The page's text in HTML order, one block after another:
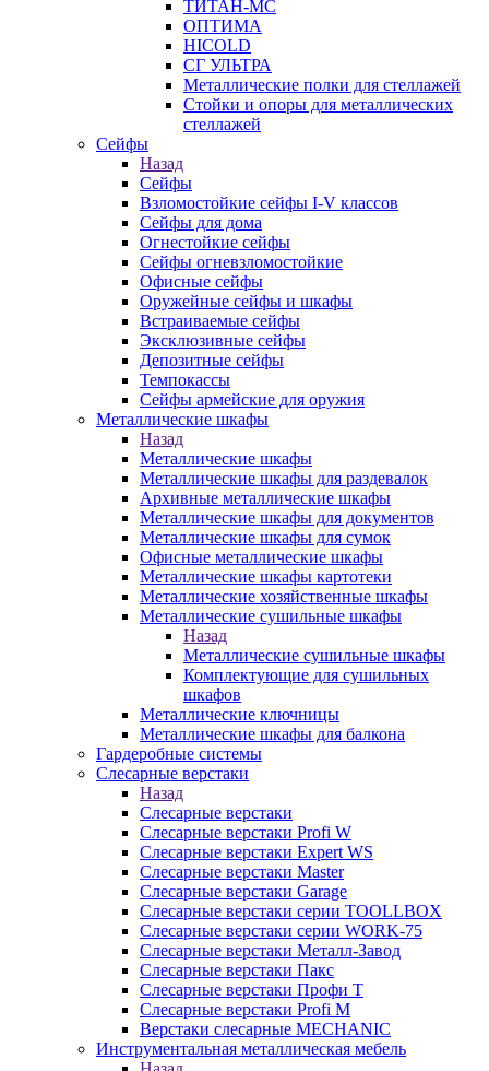
ТИТАН-МС
ОПТИМА
HICOLD
СГ УЛЬТРА
Металлические полки для стеллажей
Стойки и опоры для металлических
стеллажей
Сейфы
Назад
Сейфы
Взломостойкие сейфы I-V классов
Сейфы для дома
Огнестойкие сейфы
Сейфы огневзломостойкие
Офисные сейфы
Оружейные сейфы и шкафы
Встраиваемые сейфы
Эксклюзивные сейфы
Депозитные сейфы
Темпокассы
Сейфы армейские для оружия
Металлические шкафы
Назад
Металлические шкафы
Металлические шкафы для раздевалок
Архивные металлические шкафы
Металлические шкафы для документов
Металлические шкафы для сумок
Офисные металлические шкафы
Металлические шкафы картотеки
Металлические хозяйственные шкафы
Металлические сушильные шкафы
Назад
Металлические сушильные шкафы
Комплектующие для сушильных
шкафов
Металлические ключницы
Металлические шкафы для балкона
Гардеробные системы
Слесарные верстаки
Назад
Слесарные верстаки
Слесарные верстаки Profi W
Слесарные верстаки Expert WS
Слесарные верстаки Master
Слесарные верстаки Garage
Слесарные верстаки серии TOOLLBOX
Слесарные верстаки серии WORK-75
Слесарные верстаки Металл-Завод
Слесарные верстаки Пакс
Слесарные верстаки Профи Т
Слесарные верстаки Profi M
Верстаки слесарные MECHANIC
Инструментальная металлическая мебель